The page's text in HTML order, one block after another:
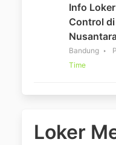
Info
Control
Bandung
Time
Loker